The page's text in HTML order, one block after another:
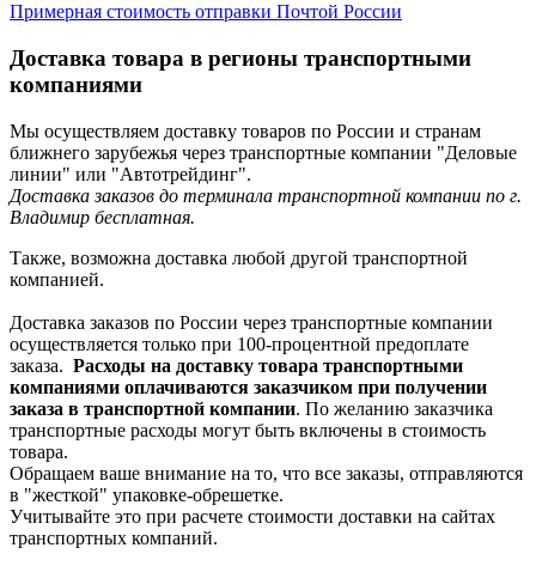
Примерная стоимость отправки Почтой России
Доставка товара в регионы транспортными
компаниями
Мы осуществляем доставку товаров по России и странам
ближнего зарубежья через транспортные компании "Деловые
линии" или "Автотрейдинг".
Доставка заказов до терминала транспортной компании по г.
Владимир бесплатная.
Также, возможна доставка любой другой транспортной
компанией.
Доставка заказов по России через транспортные компании
осуществляется только при 100-процентной предоплате
заказа. Расходы на доставку товара транспортными
компаниями оплачиваются заказчиком при получении
заказа в транспортной компании. По желанию заказчика
транспортные расходы могут быть включены в стоимость
товара.
Обращаем ваше внимание на то, что все заказы, отправляются
в "жесткой" упаковке-обрешетке.
Учитывайте это при расчете стоимости доставки на сайтах
транспортных компаний.